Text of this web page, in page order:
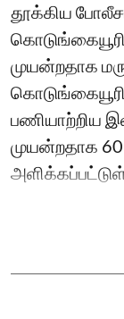
தூக்கிய
முயன்றதாக
பணியாற்றிய
முயன்றதாக 60